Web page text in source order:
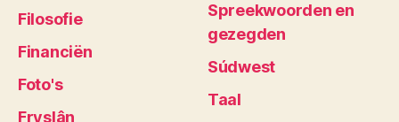
Filosofie
Financiën
Foto's
Fryslân
Spreekwoorden en
gezegden
Súdwest
Taal